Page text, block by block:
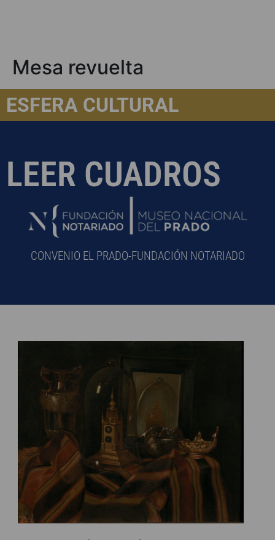
Mesa revuelta
ESFERA CULTURAL
LEER CUADROS
CONVENIO EL PRADO-FUNDACIÓN NOTARIADO